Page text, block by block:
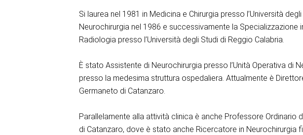
Si laurea nel 1981 in Medicina e Chirurgia presso l’Università
Neurochirurgia nel 1986 e successivamente la
Radiologia presso l’Università degli Studi di Reggio Calabria.
È stato Assistente di Neurochirurgia presso l’Unità Operativa di
presso la medesima struttura ospedaliera. Attualmente è
Germaneto di Catanzaro.
Parallelamente alla attività clinica è anche Professore Ordinario
di Catanzaro, dove è stato anche Ricercatore in Neurochirurgia